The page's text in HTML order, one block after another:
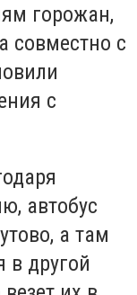
горожан,
совместно с
с
автобус
а там
в другой